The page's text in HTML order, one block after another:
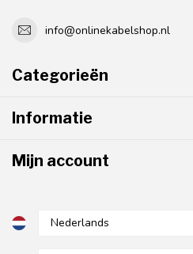
info@onlinekabelshop.nl
Categorieën
Informatie
Mijn account